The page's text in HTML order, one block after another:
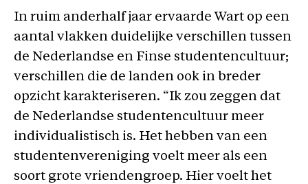
In ruim anderhalf jaar ervaarde Wart op een
aantal vlakken duidelijke verschillen tussen
de Nederlandse en Finse studentencultuur;
verschillen die de landen ook in breder
opzicht karakteriseren. “Ik zou zeggen dat
de Nederlandse studentencultuur meer
individualistisch is. Het hebben van een
studentenvereniging voelt meer als een
soort grote vriendengroep. Hier voelt het